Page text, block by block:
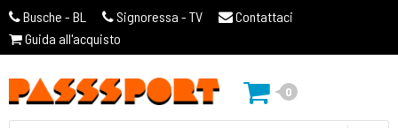
Busche - BL Signoressa - TV
Contattaci
Guida all'acquisto
0